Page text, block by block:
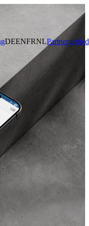
DEENFRNLPartnergebied